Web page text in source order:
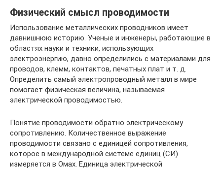
Физический смысл проводимости
Использование металлических проводников имеет
давнишнюю историю. Ученые и инженеры, работающие в
областях науки и техники, использующих
электроэнергию, давно определились с материалами для
проводов, клемм, контактов, печатных плат и т. д.
Определить самый электропроводный металл в мире
помогает физическая величина, называемая
электрической проводимостью.
Понятие проводимости обратно электрическому
сопротивлению. Количественное выражение
проводимости связано с единицей сопротивления,
которое в международной системе единиц (СИ)
измеряется в Омах. Единица электрической